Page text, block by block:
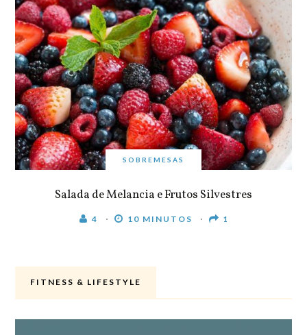
SOBREMESAS
Salada de Melancia e Frutos Silvestres
4 10 MINUTOS 1
FITNESS & LIFESTYLE